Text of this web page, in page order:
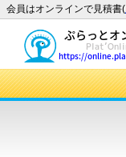
会員はオンラインで見積書(